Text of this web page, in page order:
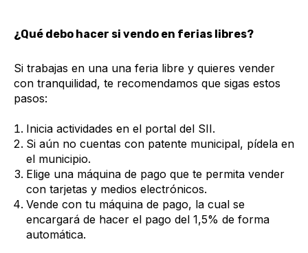
¿Qué debo hacer si vendo en ferias libres?
Si trabajas en una una feria libre y quieres vender
con tranquilidad, te recomendamos que sigas estos
pasos:
Inicia actividades en el portal del SII.
Si aún no cuentas con patente municipal, pídela en
el municipio.
Elige una máquina de pago que te permita vender
con tarjetas y medios electrónicos.
Vende con tu máquina de pago, la cual se
encargará de hacer el pago del 1,5% de forma
automática.